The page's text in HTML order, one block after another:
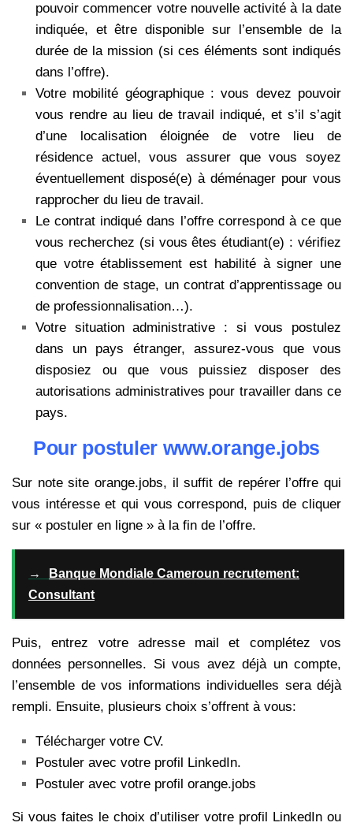
pouvoir commencer votre nouvelle activité à la date
indiquée, et être disponible sur l’ensemble de la
durée de la mission (si ces éléments sont indiqués
dans l’offre).
Votre mobilité géographique : vous devez pouvoir
vous rendre au lieu de travail indiqué, et s’il s’agit
d’une localisation éloignée de votre lieu de
résidence actuel, vous assurer que vous soyez
éventuellement disposé(e) à déménager pour vous
rapprocher du lieu de travail.
Le contrat indiqué dans l’offre correspond à ce que
vous recherchez (si vous êtes étudiant(e) : vérifiez
que votre établissement est habilité à signer une
convention de stage, un contrat d’apprentissage ou
de professionnalisation…).
Votre situation administrative : si vous postulez
dans un pays étranger, assurez-vous que vous
disposiez ou que vous puissiez disposer des
autorisations administratives pour travailler dans ce
pays.
Pour postuler www.orange.jobs
Sur note site orange.jobs, il suffit de repérer l’offre qui
vous intéresse et qui vous correspond, puis de cliquer
sur « postuler en ligne » à la fin de l’offre.
→
Banque Mondiale Cameroun recrutement:
Consultant
Puis, entrez votre adresse mail et complétez vos
données personnelles. Si vous avez déjà un compte,
l’ensemble de vos informations individuelles sera déjà
rempli. Ensuite, plusieurs choix s’offrent à vous:
Télécharger votre CV.
Postuler avec votre profil LinkedIn.
Postuler avec votre profil orange.jobs
Si vous faites le choix d’utiliser votre profil LinkedIn ou